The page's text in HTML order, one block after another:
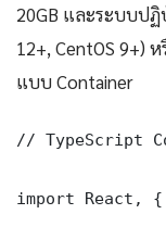
20GB และระบบปฏิ
12+, CentOS 9+)
แบบ Container
// TypeScript
import React,